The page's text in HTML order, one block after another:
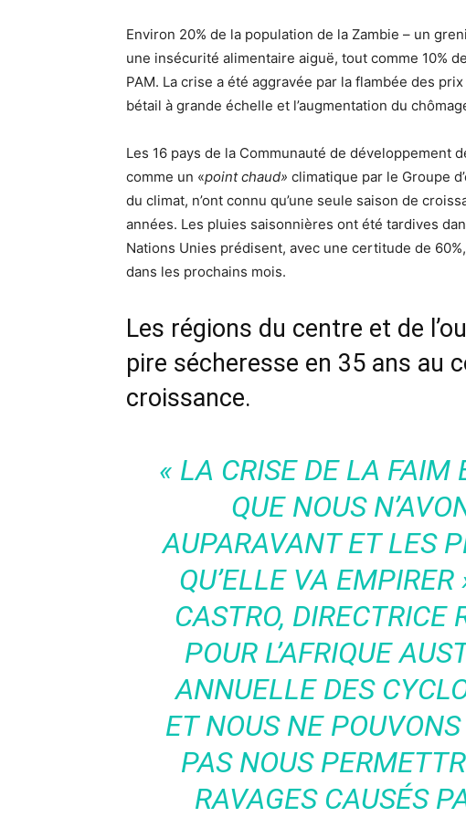
Environ 20% de la population de la Zambie – un
une insécurité alimentaire aiguë, tout comme 10%
PAM. La crise a été aggravée par la flambée des
bétail à grande échelle et l’augmentation du
Les 16 pays de la Communauté de développement
comme un «point chaud» climatique par le Groupe
du climat, n’ont connu qu’une seule saison de
années. Les pluies saisonnières ont été tardives
Nations Unies prédisent, avec une certitude de
dans les prochains mois.
Les régions du centre et de
pire sécheresse en 35 ans au
croissance.
« LA CRISE DE LA FAIM
QUE NOUS
AUPARAVANT ET LES
QU’ELLE VA
CASTRO, DIRECTRICE
POUR L’AFRIQUE
ANNUELLE DES
ET NOUS NE
PAS NOUS
RAVAGES CAUSÉS